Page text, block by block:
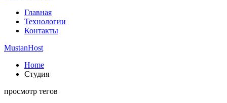
Главная
Технологии
Контакты
MustanHost
Home
Студия
просмотр тегов